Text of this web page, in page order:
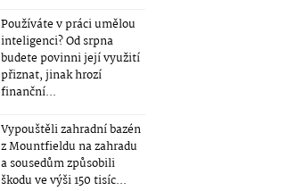
Používáte v práci umělou
inteligenci? Od srpna
budete povinni její využití
přiznat, jinak hrozí
finanční...
Vypouštěli zahradní bazén
z Mountfieldu na zahradu
a sousedům způsobili
škodu ve výši 150 tisíc...